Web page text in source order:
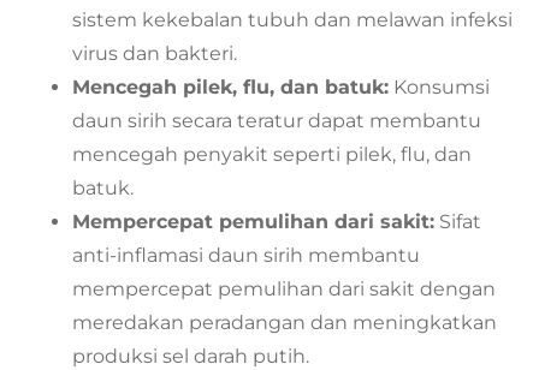
sistem kekebalan tubuh dan melawan infeksi
virus dan bakteri.
Mencegah pilek, flu, dan batuk: Konsumsi
daun sirih secara teratur dapat membantu
mencegah penyakit seperti pilek, flu, dan
batuk.
Mempercepat pemulihan dari sakit: Sifat
anti-inflamasi daun sirih membantu
mempercepat pemulihan dari sakit dengan
meredakan peradangan dan meningkatkan
produksi sel darah putih.